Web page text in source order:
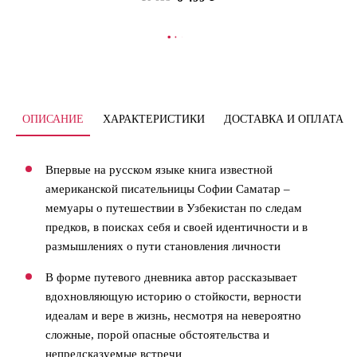
В КОРЗИНУ
ОПИСАНИЕ ХАРАКТЕРИСТИКИ ДОСТАВКА И ОПЛАТА
Впервые на русском языке книга известной
американской писательницы Софии Саматар –
мемуары о путешествии в Узбекистан по следам
предков, в поисках себя и своей идентичности и в
размышлениях о пути становления личности
В форме путевого дневника автор рассказывает
вдохновляющую историю о стойкости, верности
идеалам и вере в жизнь, несмотря на невероятно
сложные, порой опасные обстоятельства и
непредсказуемые встречи